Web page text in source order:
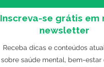
Inscreva-se grátis em
newsletter
Receba dicas e conteúdos
sobre saúde mental, bem-estar